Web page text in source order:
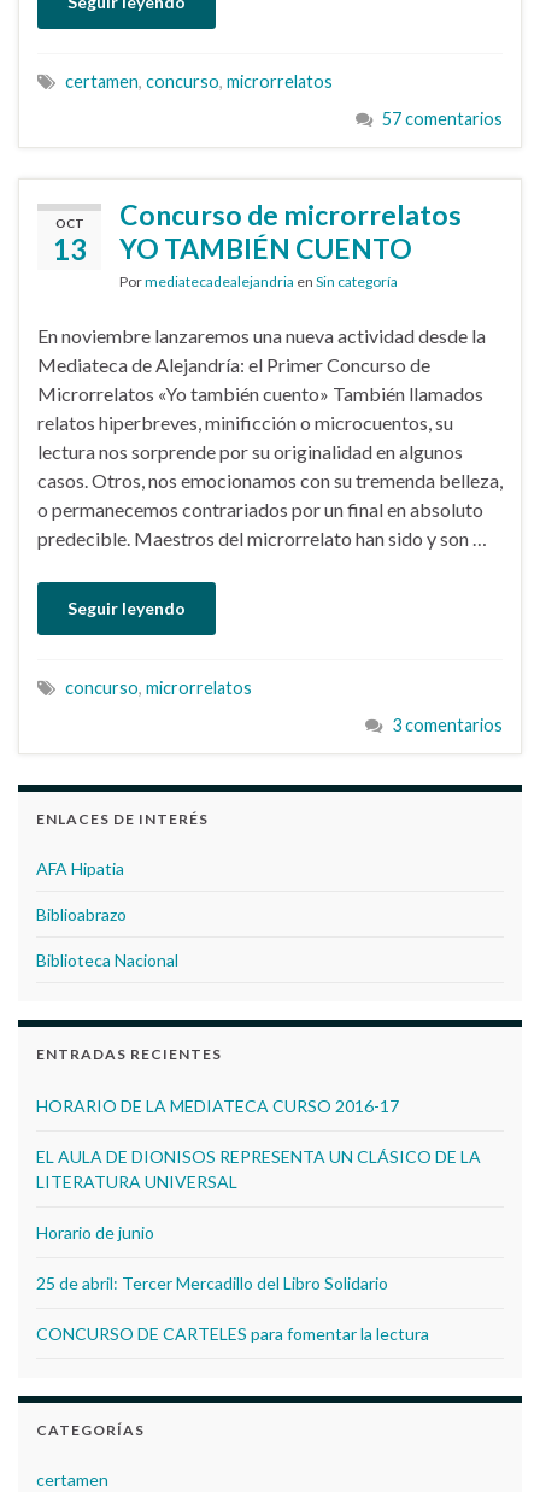
certamen, concurso, microrrelatos
57 comentarios
OCT
13
Concurso de microrrelatos
YO TAMBIÉN CUENTO
Pormediatecadealejandria en Sin categoría
En noviembre lanzaremos una nueva actividad desde la
Mediateca de Alejandría: el Primer Concurso de
Microrrelatos «Yo también cuento» También llamados
relatos hiperbreves, minificción o microcuentos, su
lectura nos sorprende por su originalidad en algunos
casos. Otros, nos emocionamos con su tremenda belleza,
o permanecemos contrariados por un final en absoluto
predecible. Maestros del microrrelato han sido y son …
Seguir leyendo
concurso, microrrelatos
3 comentarios
ENLACES DE INTERÉS
AFA Hipatia
Biblioabrazo
Biblioteca Nacional
ENTRADAS RECIENTES
HORARIO DE LA MEDIATECA CURSO 2016-17
EL AULA DE DIONISOS REPRESENTA UN CLÁSICO DE LA
LITERATURA UNIVERSAL
Horario de junio
25 de abril: Tercer Mercadillo del Libro Solidario
CONCURSO DE CARTELES para fomentar la lectura
CATEGORÍAS
certamen